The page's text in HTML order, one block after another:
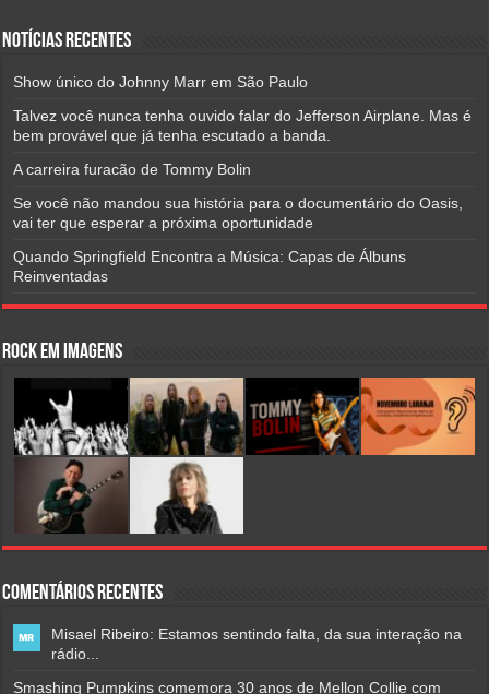
Notícias Recentes
Show único do Johnny Marr em São Paulo
Talvez você nunca tenha ouvido falar do Jefferson Airplane. Mas é
bem provável que já tenha escutado a banda.
A carreira furacão de Tommy Bolin
Se você não mandou sua história para o documentário do Oasis,
vai ter que esperar a próxima oportunidade
Quando Springfield Encontra a Música: Capas de Álbuns
Reinventadas
Rock em Imagens
Comentários Recentes
Misael Ribeiro: Estamos sentindo falta, da sua interação na
rádio...
Smashing Pumpkins comemora 30 anos de Mellon Collie com